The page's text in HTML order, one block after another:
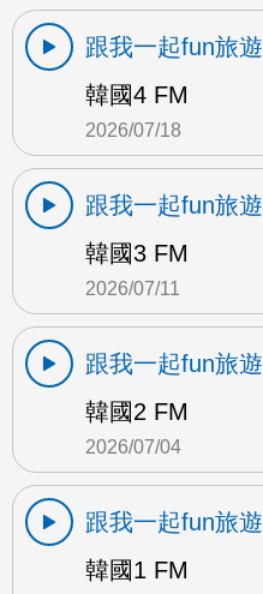
跟我一起fun旅遊
韓國4 FM
2026/07/18
跟我一起fun旅遊
韓國3 FM
2026/07/11
跟我一起fun旅遊
韓國2 FM
2026/07/04
跟我一起fun旅遊
韓國1 FM